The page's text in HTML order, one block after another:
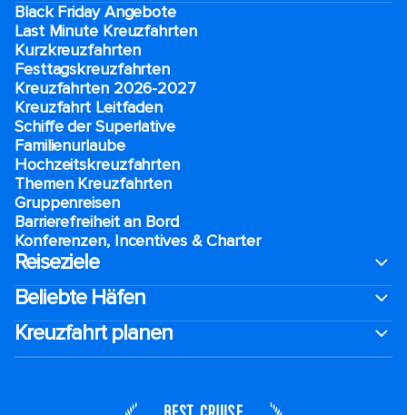
Black Friday Angebote
Last Minute Kreuzfahrten
Kurzkreuzfahrten​
Festtagskreuzfahrten​
Kreuzfahrten 2026-2027
Kreuzfahrt Leitfaden
Schiffe der Superlative
Familienurlaube​
Hochzeitskreuzfahrten
Themen Kreuzfahrten
Gruppenreisen
Barrierefreiheit an Bord​
Konferenzen, Incentives & Charter
Reiseziele
Beliebte Häfen
Kreuzfahrt planen